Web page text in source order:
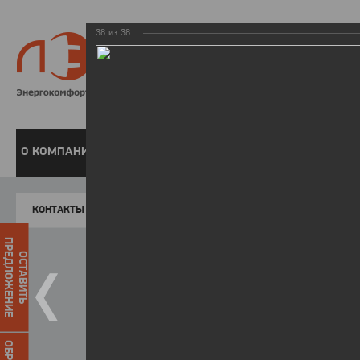
8 800
О КОМПАНИИ
КОНТАКТЫ
ОСТАВИТЬ
ПРЕДЛОЖЕНИЕ
38 из 38